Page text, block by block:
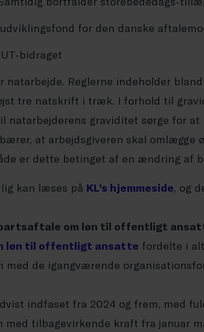
for den danske
bidraget
natarbejde. Reglerne indeholder
tre natskrift i træk. I forhold til
natarbejderens graviditet sørge for
at arbejdsgiveren skal omlægge
er dette betinget af en ændring af
kan læses på KL’s hjemmeside, og
om løn til offentligt
løn til offentligt ansatte fordelte i
med de igangværende
indfaset fra 2024 og frem, med
med tilbagevirkende kraft fra januar